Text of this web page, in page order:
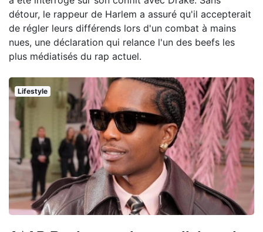
détour, le rappeur de Harlem a assuré qu'il accepterait
de régler leurs différends lors d'un combat à mains
nues, une déclaration qui relance l'un des beefs les
plus médiatisés du rap actuel.
Lifestyle